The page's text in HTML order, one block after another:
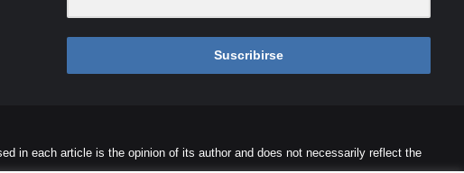
Suscribirse
in each article is the opinion of its author and does not necessarily reflect the